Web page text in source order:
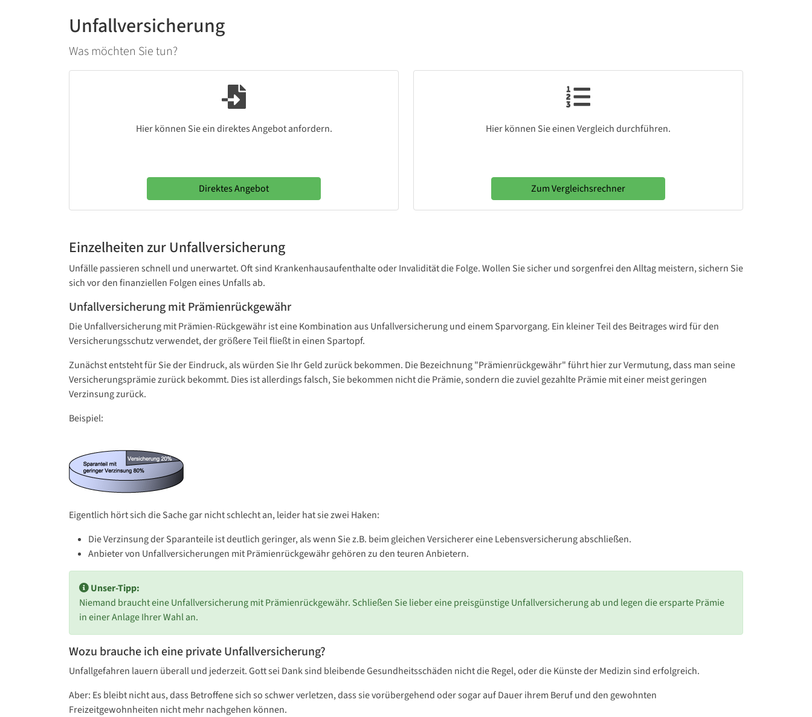
Unfallversicherung
Was möchten Sie tun?
Hier können Sie ein direktes Angebot anfordern.
Direktes Angebot
Hier können Sie einen Vergleich durchführen.
Zum Vergleichsrechner
Einzelheiten zur Unfallversicherung
Unfälle passieren schnell und unerwartet. Oft sind Krankenhausaufenthalte oder Invalidität die Folge. Wollen Sie sicher und sorgenfrei den Alltag meistern, sichern Sie
sich vor den finanziellen Folgen eines Unfalls ab.
Unfallversicherung mit Prämienrückgewähr
Die Unfallversicherung mit Prämien-Rückgewähr ist eine Kombination aus Unfallversicherung und einem Sparvorgang. Ein kleiner Teil des Beitrages wird für den
Versicherungsschutz verwendet, der größere Teil fließt in einen Spartopf.
Zunächst entsteht für Sie der Eindruck, als würden Sie Ihr Geld zurück bekommen. Die Bezeichnung "Prämienrückgewähr" führt hier zur Vermutung, dass man seine
Versicherungsprämie zurück bekommt. Dies ist allerdings falsch, Sie bekommen nicht die Prämie, sondern die zuviel gezahlte Prämie mit einer meist geringen
Verzinsung zurück.
Beispiel:
Eigentlich hört sich die Sache gar nicht schlecht an, leider hat sie zwei Haken:
Die Verzinsung der Sparanteile ist deutlich geringer, als wenn Sie z.B. beim gleichen Versicherer eine Lebensversicherung abschließen.
Anbieter von Unfallversicherungen mit Prämienrückgewähr gehören zu den teuren Anbietern.
Unser-Tipp:
Niemand braucht eine Unfallversicherung mit Prämienrückgewähr. Schließen Sie lieber eine preisgünstige Unfallversicherung ab und legen die ersparte Prämie
in einer Anlage Ihrer Wahl an.
Wozu brauche ich eine private Unfallversicherung?
Unfallgefahren lauern überall und jederzeit. Gott sei Dank sind bleibende Gesundheitsschäden nicht die Regel, oder die Künste der Medizin sind erfolgreich.
Aber: Es bleibt nicht aus, dass Betroffene sich so schwer verletzen, dass sie vorübergehend oder sogar auf Dauer ihrem Beruf und den gewohnten
Freizeitgewohnheiten nicht mehr nachgehen können.